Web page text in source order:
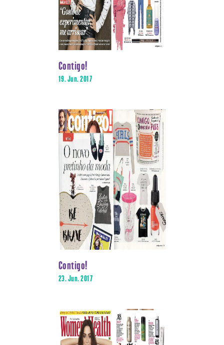
Contigo!
19. Jun. 2017
Contigo!
23. Jun. 2017